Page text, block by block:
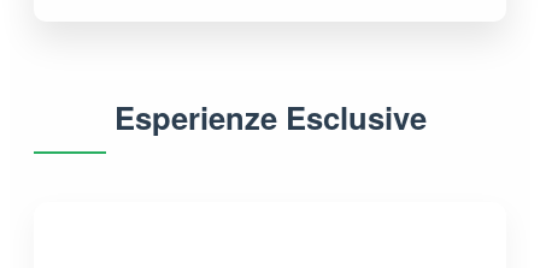
Esperienze Esclusive